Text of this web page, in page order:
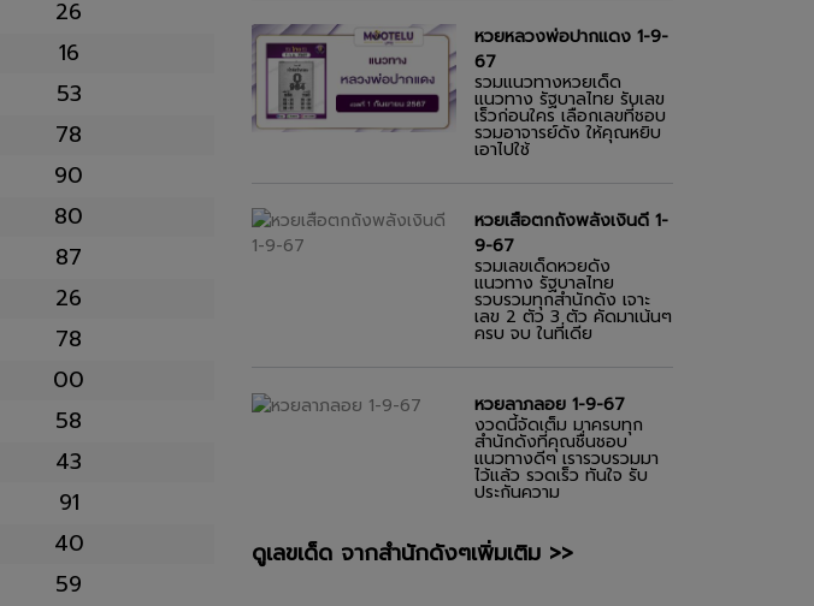
26
16
53
78
90
80
87
26
78
00
58
43
91
40
59
หวยหลวงพ่อปากแดง 1-9-
67
รวมแนวทางหวยเด็ด
แนวทาง รัฐบาลไทย รับเลข
เร็วก่อนใคร เลือกเลขที่ชอบ
รวมอาจารย์ดัง ให้คุณหยิบ
เอาไปใช้
หวยเสือตกถังพลังเงินดี 1-
9-67
รวมเลขเด็ดหวยดัง
แนวทาง รัฐบาลไทย
รวบรวมทุกสำนักดัง เจาะ
เลข 2 ตัว 3 ตัว คัดมาเน้นๆ
ครบ จบ ในที่เดีย
หวยลาภลอย 1-9-67
งวดนี้จัดเต็ม มาครบทุก
สำนักดังที่คุณชื่นชอบ
แนวทางดีๆ เรารวบรวมมา
ไว้แล้ว รวดเร็ว ทันใจ รับ
ประกันความ
ดูเลขเด็ด จากสำนักดังๆเพิ่มเติม >>